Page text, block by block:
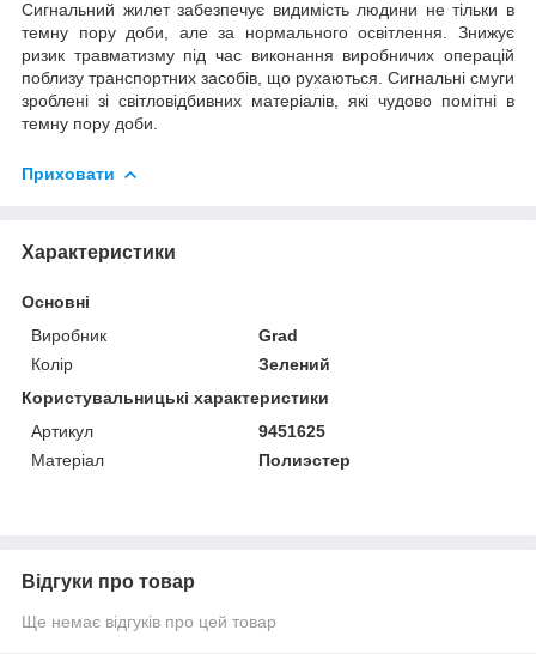
Сигнальний жилет забезпечує видимість людини не тільки в
темну пору доби, але за нормального освітлення. Знижує
ризик травматизму під час виконання виробничих операцій
поблизу транспортних засобів, що рухаються. Сигнальні смуги
зроблені зі світловідбивних матеріалів, які чудово помітні в
темну пору доби.
Приховати
Характеристики
Основні
Виробник
Grad
Колір
Зелений
Користувальницькі характеристики
Артикул
9451625
Матеріал
Полиэстер
Відгуки про товар
Ще немає відгуків про цей товар